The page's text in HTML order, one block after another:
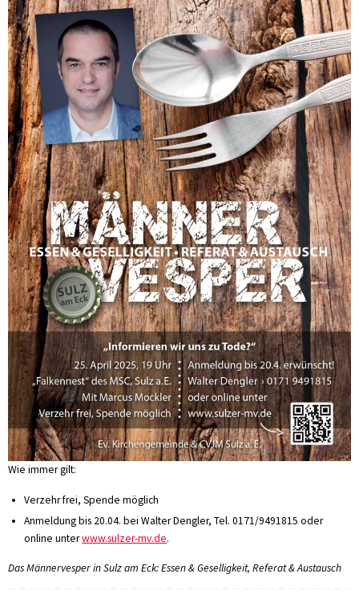
Wie immer gilt:
Verzehr frei, Spende möglich
Anmeldung bis 20.04. bei Walter Dengler, Tel. 0171/9491815 oder
online unterwww.sulzer-mv.de.
Das Männervesper in Sulz am Eck: Essen & Geselligkeit, Referat & Austausch